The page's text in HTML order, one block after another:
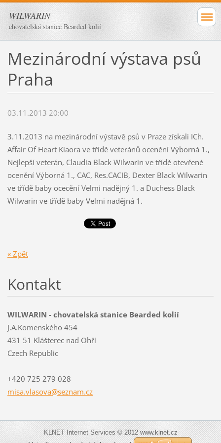
WILWARIN
chovatelská stanice Bearded kolií
Mezinárodní výstava psů
Praha
03.11.2013 20:00
3.11.2013 na mezinárodní výstavě psů v Praze získali ICh.
Affair Of Heart Kiaora ve třídě veteránů ocenění Výborná 1.,
Nejlepší veterán, Claudia Black Wilwarin ve třídě otevřené
ocenění Výborná 1., CAC, Res.CACIB, Dexter Black Wilwarin
ve třídě baby ocecění Velmi nadějný 1. a Duchess Black
Wilwarin ve třídě baby Velmi nadějná 1.
« Zpět
Kontakt
WILWARIN - chovatelská stanice Bearded kolií
J.A.Komenského 454
431 51 Klášterec nad Ohří
Czech Republic
+420 725 279 028
misa.vlasova@seznam.cz
KLNET Internet Services © 2012 www.klnet.cz